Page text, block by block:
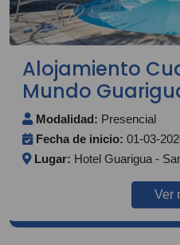
Alojamiento
Mundo
Modalidad: Presencial
Fecha de inicio: 01-03-
Lugar: Hotel Guarigua -
Ver